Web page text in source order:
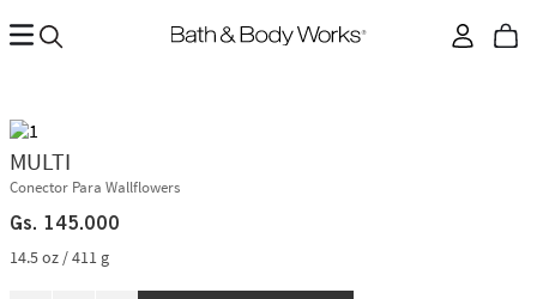
MULTI
Conector Para Wallflowers
Gs. 145.000
14.5 oz / 411 g